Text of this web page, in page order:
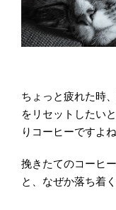
ちょっと疲れた時
をリセットしたい
りコーヒーですよね
挽きたてのコーヒ
と、なぜか落ち着